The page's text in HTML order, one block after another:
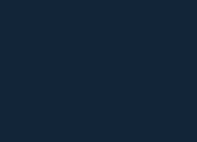
на клавиатуре